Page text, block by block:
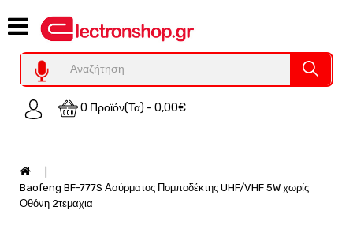
0 Προϊόν(τα) - 0,00€
Category
Υπολογιστες
REFURBISHED
Χειριστήρια
Auto
Baofeng BF-777S Ασύρματος Πομποδέκτης UHF/VHF 5W χωρίς
Οθόνη 2τεμαχια